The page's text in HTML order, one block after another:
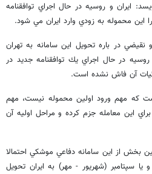
ايران و روسيه در حال اجراي توافقنامه
نقيضي در باره تحويل اين سامانه به تهران
در حال اجراي يك توافقنامه جديد در
آن فاش نشده است.
كه مهم ورود اولين محموله نيست، مهم
اين معامله جزم كرده و مراحل اوليه آن
بخش از اين سامانه دفاعي موشكي احتمالا
سپتامبر (شهريور - مهر) به ايران تحويل